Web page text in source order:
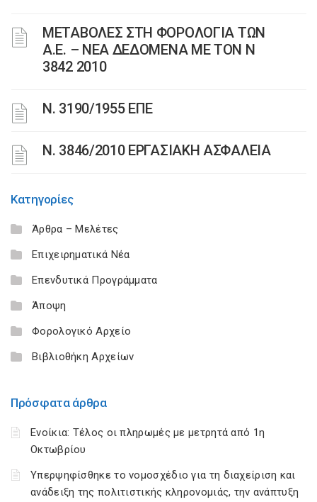
ΜΕΤΑΒΟΛΕΣ ΣΤΗ ΦΟΡΟΛΟΓΙΑ ΤΩΝ
Α.Ε. – ΝΕΑ ΔΕΔΟΜΕΝΑ ME TON N
3842 2010
Ν. 3190/1955 ΕΠΕ
Ν. 3846/2010 ΕΡΓΑΣΙΑΚΗ ΑΣΦΑΛΕΙΑ
Κατηγορίες
Άρθρα – Μελέτες
Επιχειρηματικά Νέα
Επενδυτικά Προγράμματα
Άποψη
Φορολογικό Αρχείο
Βιβλιοθήκη Αρχείων
Πρόσφατα άρθρα
Ενοίκια: Τέλος οι πληρωμές με μετρητά από 1η
Οκτωβρίου
Υπερψηφίσθηκε το νομοσχέδιο για τη διαχείριση και
ανάδειξη της πολιτιστικής κληρονομιάς, την ανάπτυξη